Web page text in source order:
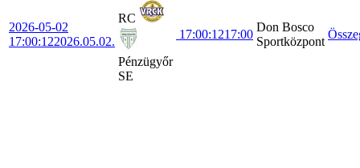
2026-05-02
17:00:122026.05.02.
RC
Pénzügyőr
SE
17:00:1217:00
Don Bosco
Sportközpont